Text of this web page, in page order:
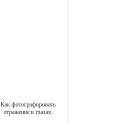
Как фотографировать
отражение в глазах.